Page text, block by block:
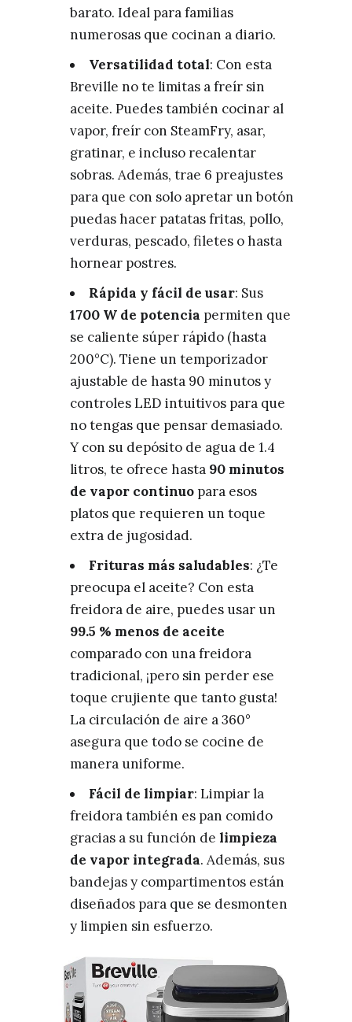
barato. Ideal para familias
numerosas que cocinan a diario.
Versatilidad total: Con esta
Breville no te limitas a freír sin
aceite. Puedes también cocinar al
vapor, freír con SteamFry, asar,
gratinar, e incluso recalentar
sobras. Además, trae 6 preajustes
para que con solo apretar un botón
puedas hacer patatas fritas, pollo,
verduras, pescado, filetes o hasta
hornear postres.
Rápida y fácil de usar: Sus
1700 W de potencia permiten que
se caliente súper rápido (hasta
200°C). Tiene un temporizador
ajustable de hasta 90 minutos y
controles LED intuitivos para que
no tengas que pensar demasiado.
Y con su depósito de agua de 1.4
litros, te ofrece hasta 90 minutos
de vapor continuo para esos
platos que requieren un toque
extra de jugosidad.
Frituras más saludables: ¿Te
preocupa el aceite? Con esta
freidora de aire, puedes usar un
99.5 % menos de aceite
comparado con una freidora
tradicional, ¡pero sin perder ese
toque crujiente que tanto gusta!
La circulación de aire a 360°
asegura que todo se cocine de
manera uniforme.
Fácil de limpiar: Limpiar la
freidora también es pan comido
gracias a su función de limpieza
de vapor integrada. Además, sus
bandejas y compartimentos están
diseñados para que se desmonten
y limpien sin esfuerzo.